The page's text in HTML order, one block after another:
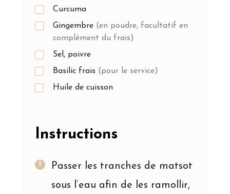
Curcuma
Gingembre (en poudre, facultatif en
complément du frais)
Sel, poivre
Basilic frais (pour le service)
Huile de cuisson
Instructions
Passer les tranches de matsot
sous l’eau afin de les ramollir,